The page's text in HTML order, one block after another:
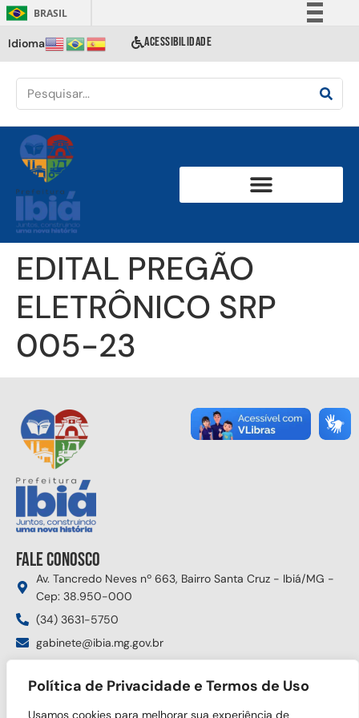
Política de Privacidade e Termos de Uso
Usamos cookies para melhorar sua experiência de
BRASIL
Comunica BR
Acesso à informação
Idioma ACESSIBILIDADE
EDITAL PREGÃO
ELETRÔNICO SRP
005-23
Fale conosco
Av. Tancredo Neves nº 663, Bairro Santa Cruz - Ibiá/MG -
Cep: 38.950-000
(34) 3631-5750
gabinete@ibia.mg.gov.br